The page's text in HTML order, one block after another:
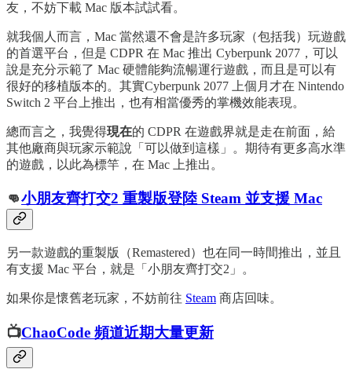
友，不妨下載 Mac 版本試試看。
就我個人而言，Mac 當然還不會是許多玩家（包括我）玩遊戲
的首選平台，但是 CDPR 在 Mac 推出 Cyberpunk 2077，可以
說是充分示範了 Mac 硬體能夠流暢運行遊戲，而且是可以有
很好的移植版本的。其實Cyberpunk 2077 上個月才在 Nintendo
Switch 2 平台上推出，也有相當優秀的掌機效能表現。
總而言之，我覺得現在的 CDPR 在遊戲界就是走在前面，給
其他廠商與玩家示範說「可以做到這樣」。期待有更多高水準
的遊戲，以此為標竿，在 Mac 上推出。
👊小朋友齊打交2 重製版登陸 Steam 並支援 Mac
另一款遊戲的重製版（Remastered）也在同一時間推出，並且
有支援 Mac 平台，就是「小朋友齊打交2」。
如果你是懷舊老玩家，不妨前往 Steam 商店回味。
📺ChaoCode 頻道近期大量更新